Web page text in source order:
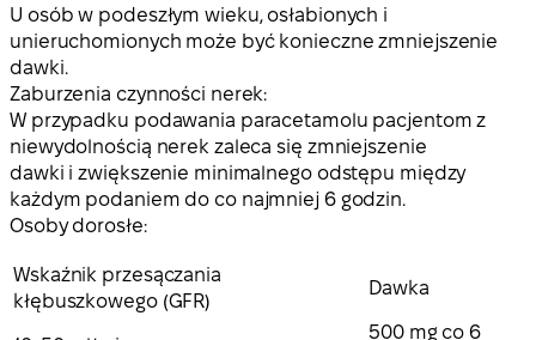
U osób w podeszłym wieku, osłabionych i
unieruchomionych może być konieczne zmniejszenie
dawki.
Zaburzenia czynności nerek:
W przypadku podawania paracetamolu pacjentom z
niewydolnością nerek zaleca się zmniejszenie
dawki i zwiększenie minimalnego odstępu między
każdym podaniem do co najmniej 6 godzin.
Osoby dorosłe:
Wskaźnik przesączania
kłębuszkowego (GFR)
Dawka
500 mg co 6